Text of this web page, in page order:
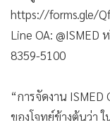
https://forms.gle/
Line OA: @ISMED
8359-5100
“การจัดงาน
ของโจทย์ข้างต้นว่า